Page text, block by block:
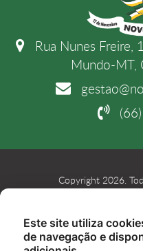
Rua Nunes Freire,
Mundo-MT,
Copyright 2026.
Este site utiliza
de navegação e